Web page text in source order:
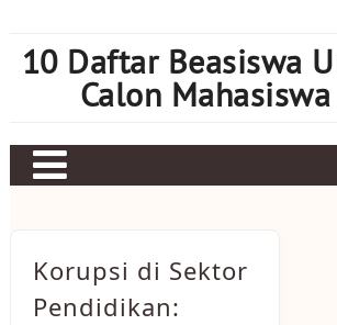
content
10 Daftar Beasiswa
Calon
Judi bola
Korupsi di Sektor
Pendidikan: